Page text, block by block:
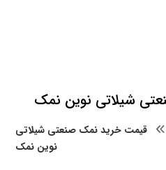
شیلاتی نوین نمک
قیمت خرید نمک صنعتی شیلاتی
نوین نمک